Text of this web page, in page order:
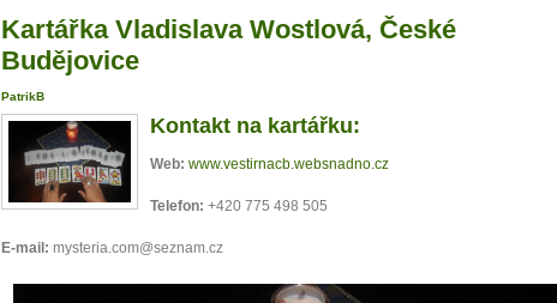
Kartářka Vladislava Wostlová, České
Budějovice
PatrikB
Kontakt na kartářku:
Web: www.vestirnacb.websnadno.cz
Telefon: +420 775 498 505
E-mail: mysteria.com@seznam.cz